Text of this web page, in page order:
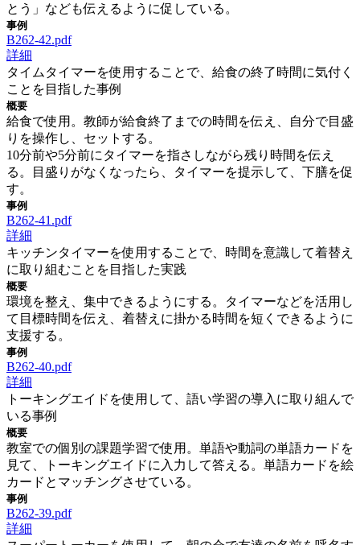
とう」なども伝えるように促している。
事例
B262-42.pdf
詳細
タイムタイマーを使用することで、給食の終了時間に気付く
ことを目指した事例
概要
給食で使用。教師が給食終了までの時間を伝え、自分で目盛
りを操作し、セットする。
10分前や5分前にタイマーを指さしながら残り時間を伝え
る。目盛りがなくなったら、タイマーを提示して、下膳を促
す。
事例
B262-41.pdf
詳細
キッチンタイマーを使用することで、時間を意識して着替え
に取り組むことを目指した実践
概要
環境を整え、集中できるようにする。タイマーなどを活用し
て目標時間を伝え、着替えに掛かる時間を短くできるように
支援する。
事例
B262-40.pdf
詳細
トーキングエイドを使用して、語い学習の導入に取り組んで
いる事例
概要
教室での個別の課題学習で使用。単語や動詞の単語カードを
見て、トーキングエイドに入力して答える。単語カードを絵
カードとマッチングさせている。
事例
B262-39.pdf
詳細